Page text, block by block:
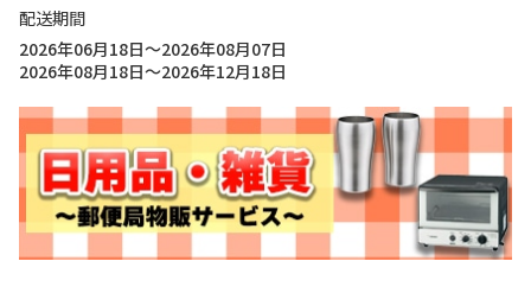
配送期間
2026年06月18日～2026年08月07日
2026年08月18日～2026年12月18日